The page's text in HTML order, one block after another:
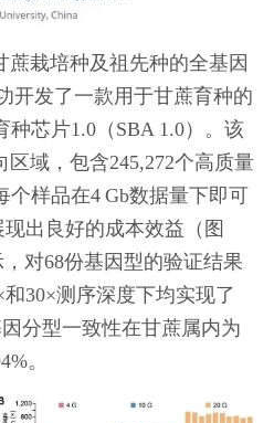
蔗栽培种及祖先种的全基因
开发了一款用于甘蔗育种的
芯片1.0（SBA 1.0）。该
区域，包含245,272个高质量
个样品在4 Gb数据量下即可
出良好的成本效益（图
对68份基因型的验证结果
30×测序深度下均实现了
分型一致性在甘蔗属内为
。